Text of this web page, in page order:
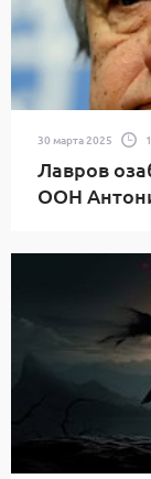
30 марта 2025
Лавров
ООН